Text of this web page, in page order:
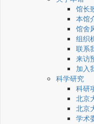
馆长
本馆
馆舍
组织
联系
来访
加入
科学研究
科研
北京
北京
学术